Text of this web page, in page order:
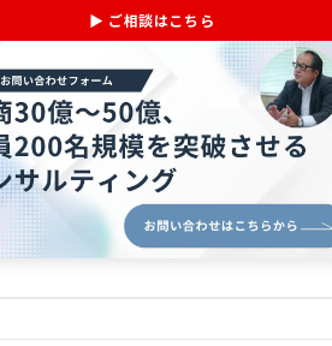
▶ ご相談はこちら